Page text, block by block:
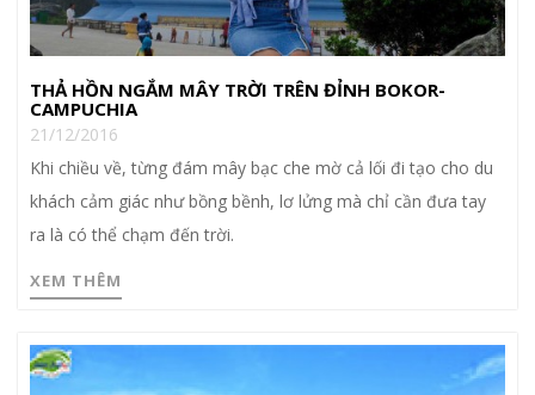
THẢ HỒN NGẮM MÂY TRỜI TRÊN ĐỈNH BOKOR-
CAMPUCHIA
21/12/2016
Khi chiều về, từng đám mây bạc che mờ cả lối đi tạo cho du
khách cảm giác như bồng bềnh, lơ lửng mà chỉ cần đưa tay
ra là có thể chạm đến trời.
XEM THÊM